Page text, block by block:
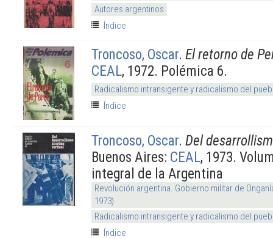
Autores argentinos
Índice
Troncoso, Oscar. El retorno de
CEAL, 1972. Polémica 6.
Radicalismo intransigente y radicalismo del
Índice
Troncoso, Oscar. Del
Buenos Aires: CEAL, 1973.
integral de la Argentina
Revolución argentina. Gobierno militar de
1973)
Radicalismo intransigente y radicalismo del
Índice